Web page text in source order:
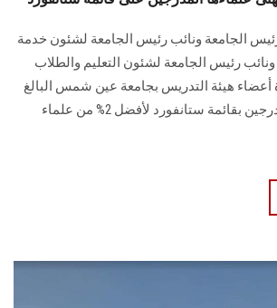
الجامعة ونائب رئيس الجامعة لشئون خدمة
ونائب رئيس الجامعة لشئون التعليم والطلاب
أعضاء هيئة التدريس بجامعة عين شمس البالغ
عددهم 48 عالمًا والمدرجين بقائمة ستانفورد لأفضل 2% من علماء